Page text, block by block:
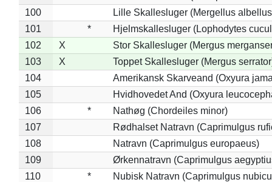
100
Lille Skallesluger (Mergellus
101
*
Hjelmskallesluger (Lophodytes
102
X
Stor Skallesluger (Mergus
103
X
Toppet Skallesluger (Mergus
104
Amerikansk Skarveand (Oxyura
105
Hvidhovedet And (Oxyura
106
*
Nathøg (Chordeiles minor)
107
Rødhalset Natravn (Caprimulgus
108
Natravn (Caprimulgus europaeus)
109
Ørkennatravn (Caprimulgus
110
*
Nubisk Natravn (Caprimulgus